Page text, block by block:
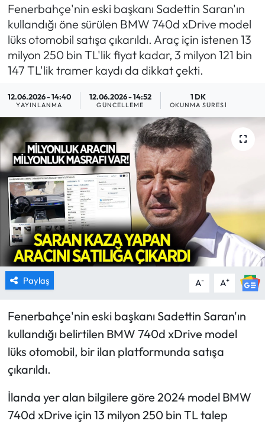
Fenerbahçe'nin eski başkanı Sadettin Saran'ın
kullandığı öne sürülen BMW 740d xDrive model
lüks otomobil satışa çıkarıldı. Araç için istenen 13
milyon 250 bin TL'lik fiyat kadar, 3 milyon 121 bin
147 TL'lik tramer kaydı da dikkat çekti.
12.06.2026 - 14:40
YAYINLANMA
12.06.2026 - 14:52
GÜNCELLEME
1 DK
OKUNMA SÜRESI
Paylaş A- A+
Fenerbahçe'nin eski başkanı Sadettin Saran'ın
kullandığı belirtilen BMW 740d xDrive model
lüks otomobil, bir ilan platformunda satışa
çıkarıldı.
İlanda yer alan bilgilere göre 2024 model BMW
740d xDrive için 13 milyon 250 bin TL talep
GÜNDEM
MAGAZİN
SAĞLIK
SİYASET
SPOR
TARIM
TURİZM
YAŞAM
RESMİ İLANLAR
HABER İLAN
Haber Arşivi